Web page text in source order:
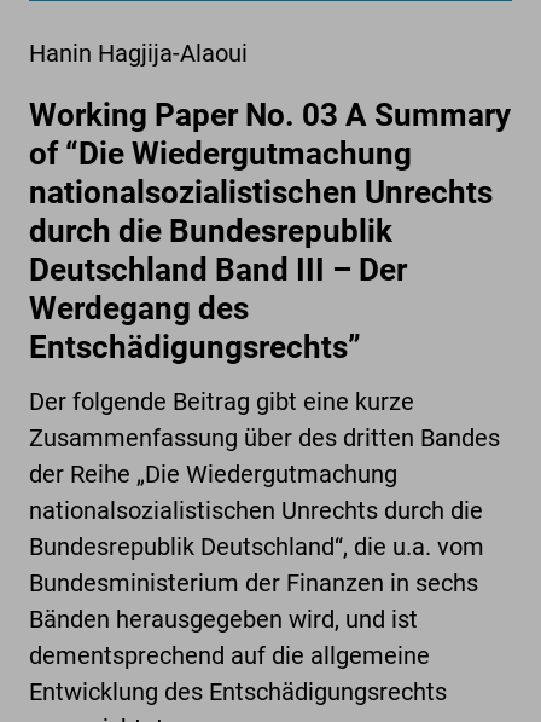
Working Paper No. 03 A Summary
of “Die Wiedergutmachung
nationalsozialistischen Unrechts
durch die Bundesrepublik
Deutschland Band III – Der
Werdegang des
Entschädigungsrechts”
Hanin Hagjija-Alaoui
Der folgende Beitrag gibt eine kurze
Zusammenfassung über des dritten Bandes
der Reihe „Die Wiedergutmachung
nationalsozialistischen Unrechts durch die
Bundesrepublik Deutschland“, die u.a. vom
Bundesministerium der Finanzen in sechs
Bänden herausgegeben wird, und ist
dementsprechend auf die allgemeine
Entwicklung des Entschädigungsrechts